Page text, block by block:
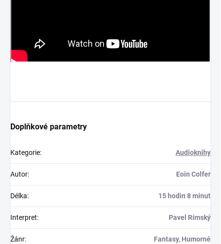
Doplňkové parametry
Kategorie: Audioknihy
Autor: Eoin Colfer
Délka: 15 hodin 8 minut
Interpret: Pavel Rímský
Žánr: Fantasy, Humorné